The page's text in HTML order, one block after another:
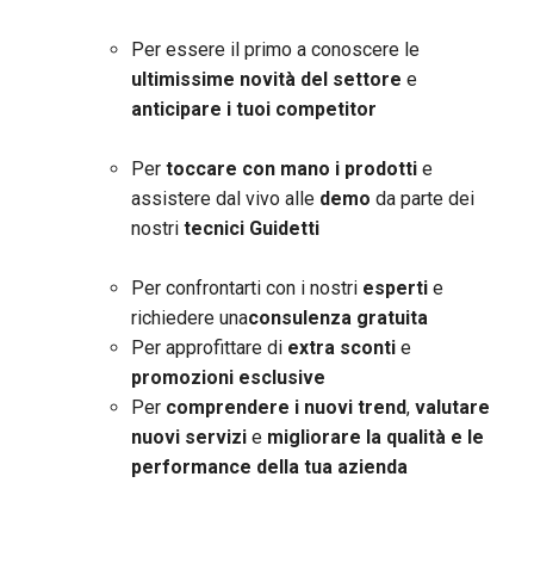
Per essere il primo a conoscere le
ultimissime novità del settore e
anticipare i tuoi competitor
Per toccare con mano i prodotti e
assistere dal vivo alle demo da parte dei
nostri tecnici Guidetti
Per confrontarti con i nostri esperti e
richiedere unaconsulenza gratuita
Per approfittare di extra sconti e
promozioni esclusive
Per comprendere i nuovi trend, valutare
nuovi servizi e migliorare la qualità e le
performance della tua azienda